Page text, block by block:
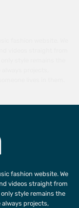
fashion website. We
videos straight from
style remains the
always projects,